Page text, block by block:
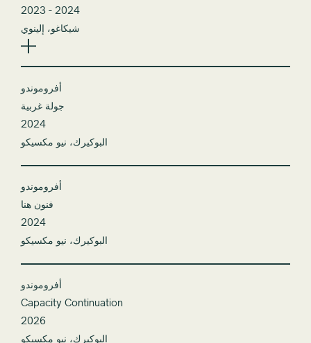
2023 - 2024
شيكاغو، إلينوي
أفروموندو
جولة غربية
2024
البوكيرك، نيو مكسيكو
أفروموندو
فنون هنا
2024
البوكيرك، نيو مكسيكو
أفروموندو
Capacity Continuation
2026
البوكيرك، نيو مكسيكو